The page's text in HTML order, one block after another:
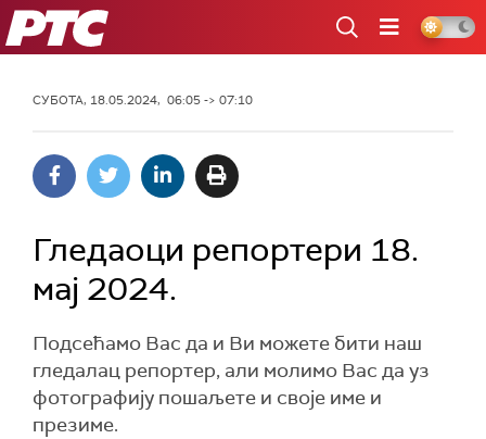
РТС
СУБОТА, 18.05.2024, 06:05 -> 07:10
Гледаоци репортери 18.
мај 2024.
Подсећамо Вас да и Ви можете бити наш
гледалац репортер, али молимо Вас да уз
фотографију пошаљете и своје име и
презиме.